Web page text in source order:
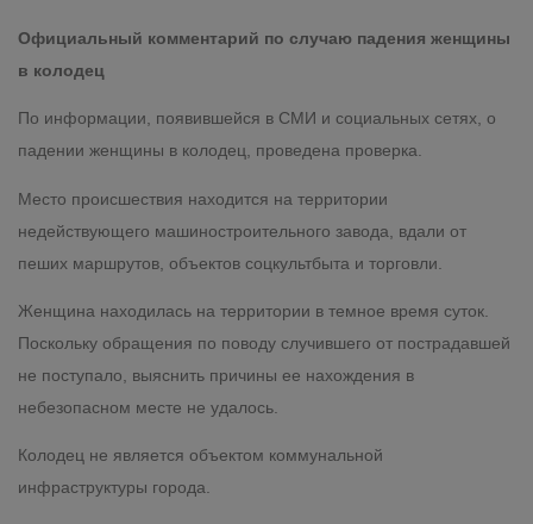
Официальный комментарий по случаю падения женщины
в колодец
По информации, появившейся в СМИ и социальных сетях, о
падении женщины в колодец, проведена проверка.
Место происшествия находится на территории
недействующего машиностроительного завода, вдали от
пеших маршрутов, объектов соцкультбыта и торговли.
Женщина находилась на территории в темное время суток.
Поскольку обращения по поводу случившего от пострадавшей
не поступало, выяснить причины ее нахождения в
небезопасном месте не удалось.
Колодец не является объектом коммунальной
инфраструктуры города.